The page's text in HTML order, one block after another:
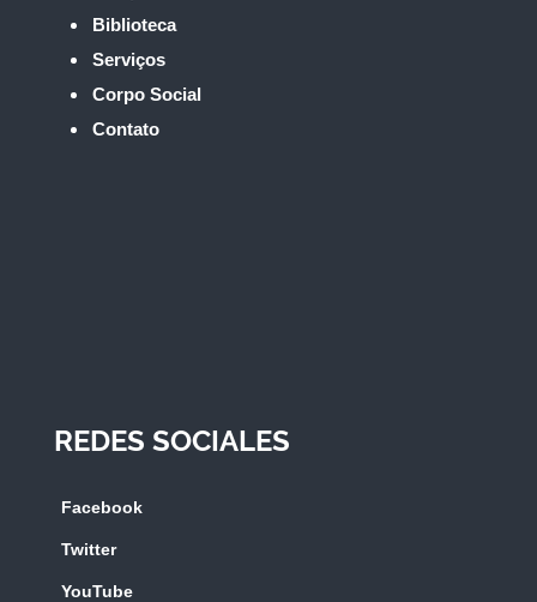
Biblioteca
Serviços
Corpo Social
Contato
REDES SOCIALES
Facebook
Twitter
YouTube